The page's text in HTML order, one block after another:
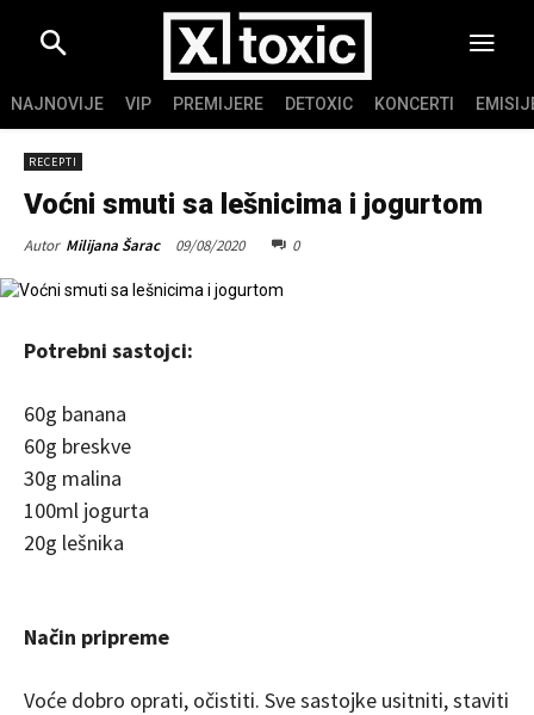
NAJNOVIJE VIP PREMIJERE DETOXIC KONCERTI
RECEPTI
Voćni smuti sa lešnicima i jogurtom
Autor Milijana Šarac 09/08/2020 0
Potrebni sastojci:
60g banana
60g breskve
30g malina
100ml jogurta
20g lešnika
Način pripreme
Voće dobro oprati, očistiti. Sve sastojke usitniti, staviti